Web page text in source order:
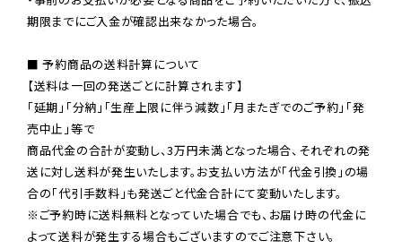
期限までにご入金が確認出来なかった場合。
■ 予約商品の送料計算について
【送料は一回の発送ごとに計算されます】
「延期」「分納」「生産上限に伴う減数」「月またぎでのご予約」「発
売中止」等で
商品代金の合計が変動し、3万円未満となった場合、それぞれの発
送に対し送料が発生いたします。お支払い方法が「代金引換」の場
※ご予約時に送料無料となっていた場合でも、お届け時の代金に
よって送料が発生する場合もございますのでご注意下さい。